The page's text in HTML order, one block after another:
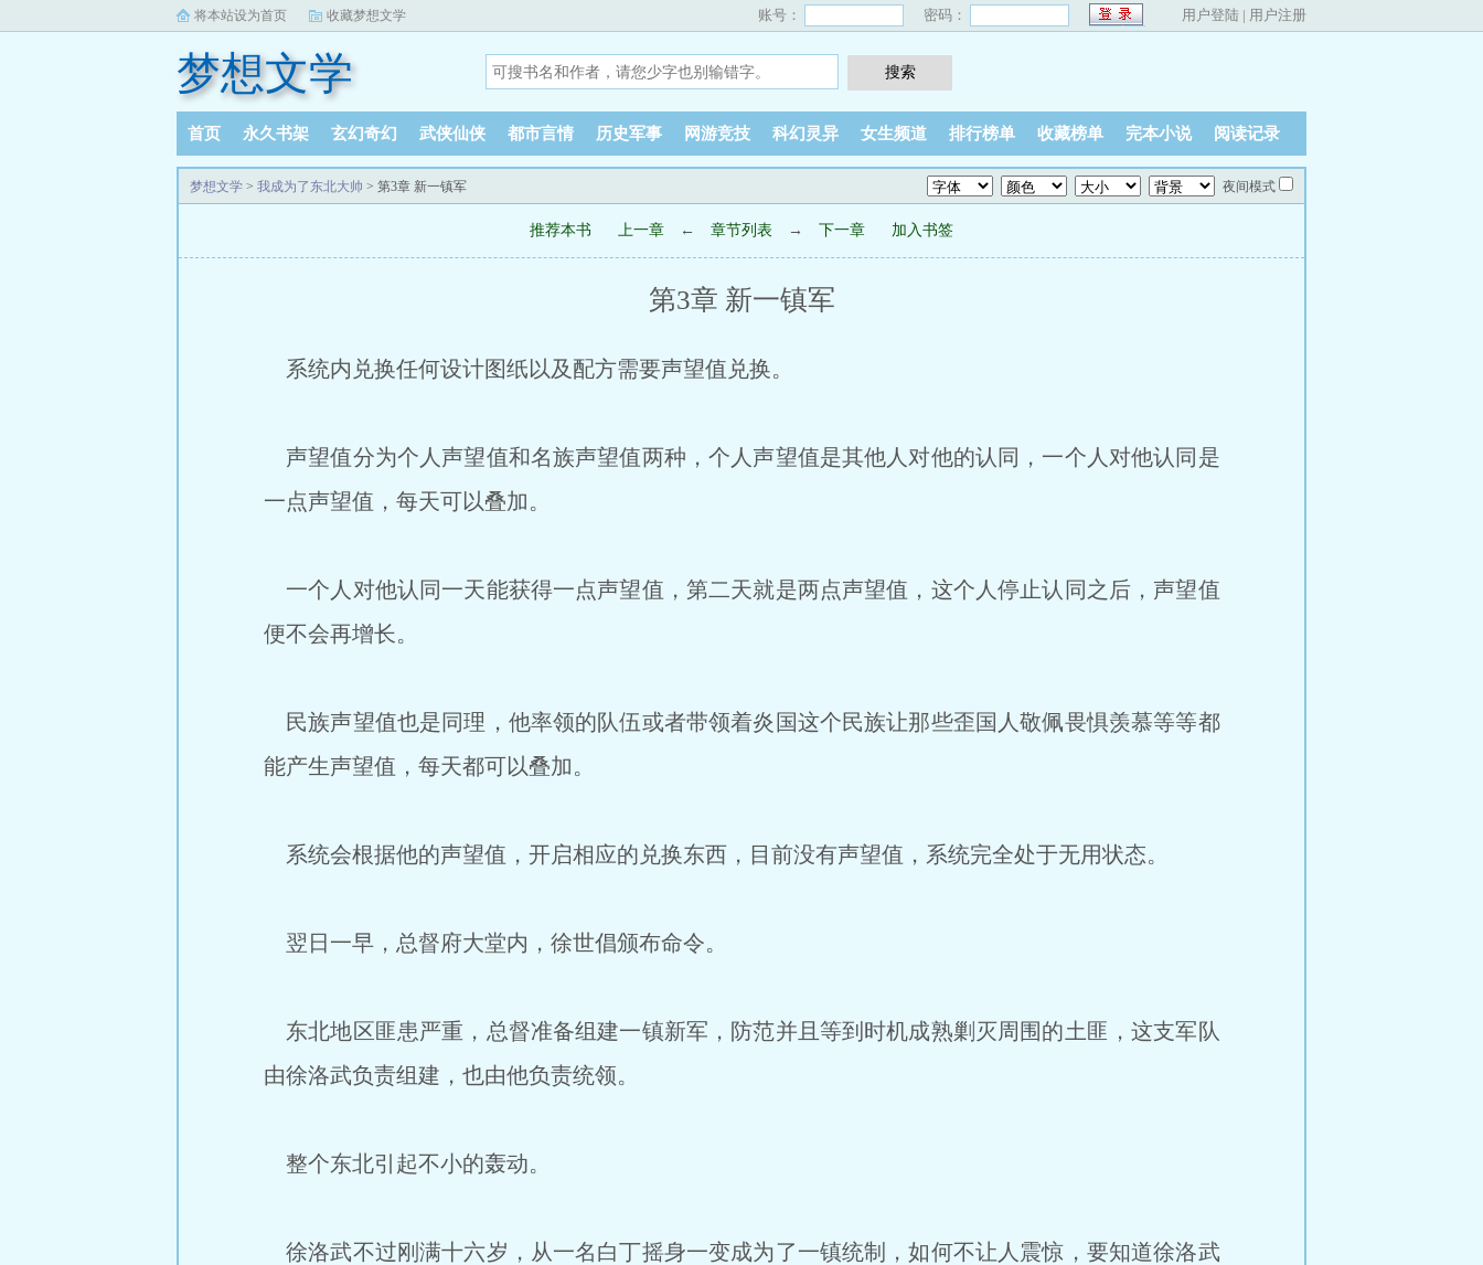
将本站设为首页 收藏梦想文学 账号： 密码： 用户登陆 | 用户注册
梦想文学
首页 永久书架 玄幻奇幻 武侠仙侠 都市言情 历史军事 网游竞技 科幻灵异 女生频道 排行榜单 收藏榜单 完本小说 阅读记录
梦想文学 > 我成为了东北大帅 > 第3章 新一镇军 夜间模式
推荐本书 上一章 ← 章节列表 → 下一章 加入书签
第3章 新一镇军
系统内兑换任何设计图纸以及配方需要声望值兑换。
声望值分为个人声望值和名族声望值两种，个人声望值是其他人对他的认同，一个人对他认同是
一点声望值，每天可以叠加。
一个人对他认同一天能获得一点声望值，第二天就是两点声望值，这个人停止认同之后，声望值
便不会再增长。
民族声望值也是同理，他率领的队伍或者带领着炎国这个民族让那些歪国人敬佩畏惧羡慕等等都
能产生声望值，每天都可以叠加。
系统会根据他的声望值，开启相应的兑换东西，目前没有声望值，系统完全处于无用状态。
翌日一早，总督府大堂内，徐世倡颁布命令。
东北地区匪患严重，总督准备组建一镇新军，防范并且等到时机成熟剿灭周围的土匪，这支军队
由徐洛武负责组建，也由他负责统领。
整个东北引起不小的轰动。
徐洛武不过刚满十六岁，从一名白丁摇身一变成为了一镇统制，如何不让人震惊，要知道徐洛武